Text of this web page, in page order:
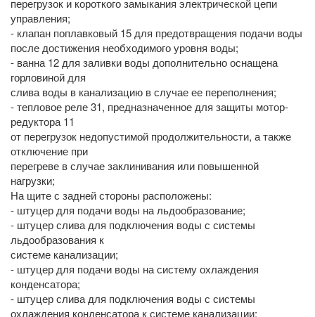
перегрузок и короткого замыкания электрической цепи
управления;
- клапан поплавковый 15 для предотвращения подачи воды
после достижения необходимого уровня воды;
- ванна 12 для заливки воды дополнительно оснащена
горловиной для
слива воды в канализацию в случае ее переполнения;
- тепловое реле 31, предназначенное для защиты мотор-
редуктора 11
от перегрузок недопустимой продолжительности, а также
отключение при
перегреве в случае заклинивания или повышенной
нагрузки;
На щите с задней стороны расположены:
- штуцер для подачи воды на льдообразование;
- штуцер слива для подключения воды с системы
льдообразования к
системе канализации;
- штуцер для подачи воды на систему охлаждения
конденсатора;
- штуцер слива для подключения воды с системы
охлаждения конденсатора к системе канализации;